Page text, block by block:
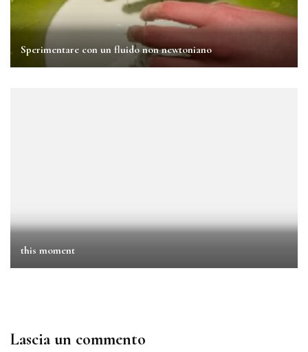
Sperimentare con un fluido non newtoniano
this moment
Lascia un commento